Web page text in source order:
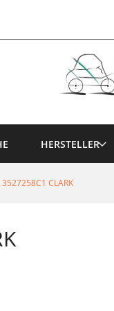
HERSTELLER
3527258C1 CLARK